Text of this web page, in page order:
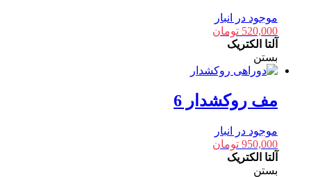
موجود در انبار
520,000 تومان
آلتا الکتریک
بستن
مف روکشدار 6
موجود در انبار
950,000 تومان
آلتا الکتریک
بستن